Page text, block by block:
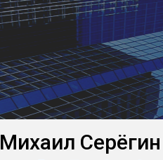
Михаил Серёгин